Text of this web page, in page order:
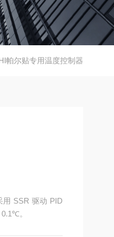
帕尔贴专用温度控制器
用 SSR 驱动 PID
。